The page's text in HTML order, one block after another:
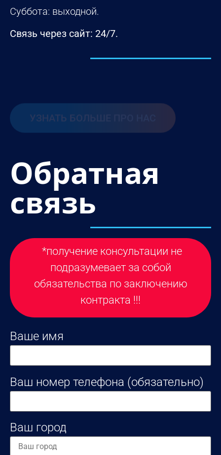
Суббота: выходной.
Связь через сайт: 24/7.
УЗНАТЬ БОЛЬШЕ ПРО НАС
Обратная
связь
*получение консультации не
подразумевает за собой
обязательства по заключению
контракта !!!
Ваше имя
Ваш номер телефона (обязательно)
Ваш город